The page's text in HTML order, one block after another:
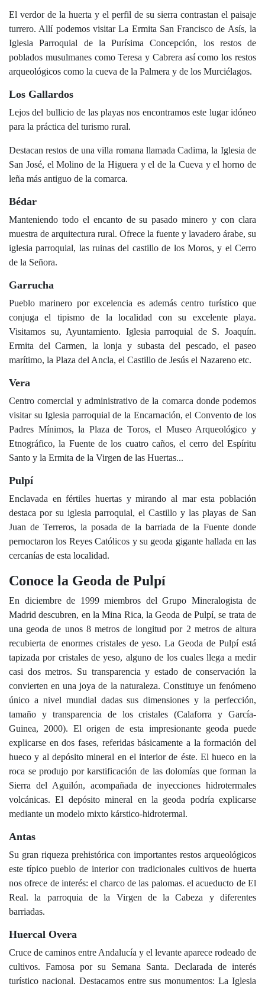
El verdor de la huerta y el perfil de su sierra contrastan el paisaje
turrero. Allí podemos visitar La Ermita San Francisco de Asís, la
Iglesia Parroquial de la Purísima Concepción, los restos de
poblados musulmanes como Teresa y Cabrera así como los restos
arqueológicos como la cueva de la Palmera y de los Murciélagos.
Los Gallardos
Lejos del bullicio de las playas nos encontramos este lugar idóneo
para la práctica del turismo rural.
Destacan restos de una villa romana llamada Cadima, la Iglesia de
San José, el Molino de la Higuera y el de la Cueva y el horno de
leña más antiguo de la comarca.
Bédar
Manteniendo todo el encanto de su pasado minero y con clara
muestra de arquitectura rural. Ofrece la fuente y lavadero árabe, su
iglesia parroquial, las ruinas del castillo de los Moros, y el Cerro
de la Señora.
Garrucha
Pueblo marinero por excelencia es además centro turístico que
conjuga el tipismo de la localidad con su excelente playa.
Visitamos su, Ayuntamiento. Iglesia parroquial de S. Joaquín.
Ermita del Carmen, la lonja y subasta del pescado, el paseo
marítimo, la Plaza del Ancla, el Castillo de Jesús el Nazareno etc.
Vera
Centro comercial y administrativo de la comarca donde podemos
visitar su Iglesia parroquial de la Encarnación, el Convento de los
Padres Mínimos, la Plaza de Toros, el Museo Arqueológico y
Etnográfico, la Fuente de los cuatro caños, el cerro del Espíritu
Santo y la Ermita de la Virgen de las Huertas...
Pulpí
Enclavada en fértiles huertas y mirando al mar esta población
destaca por su iglesia parroquial, el Castillo y las playas de San
Juan de Terreros, la posada de la barriada de la Fuente donde
pernoctaron los Reyes Católicos y su geoda gigante hallada en las
cercanías de esta localidad.
Conoce la Geoda de Pulpí
En diciembre de 1999 miembros del Grupo Mineralogista de
Madrid descubren, en la Mina Rica, la Geoda de Pulpí, se trata de
una geoda de unos 8 metros de longitud por 2 metros de altura
recubierta de enormes cristales de yeso. La Geoda de Pulpí está
tapizada por cristales de yeso, alguno de los cuales llega a medir
casi dos metros. Su transparencia y estado de conservación la
convierten en una joya de la naturaleza. Constituye un fenómeno
único a nivel mundial dadas sus dimensiones y la perfección,
tamaño y transparencia de los cristales (Calaforra y García-
Guinea, 2000). El origen de esta impresionante geoda puede
explicarse en dos fases, referidas básicamente a la formación del
hueco y al depósito mineral en el interior de éste. El hueco en la
roca se produjo por karstificación de las dolomías que forman la
Sierra del Aguilón, acompañada de inyecciones hidrotermales
volcánicas. El depósito mineral en la geoda podría explicarse
mediante un modelo mixto kárstico-hidrotermal.
Antas
Su gran riqueza prehistórica con importantes restos arqueológicos
este típico pueblo de interior con tradicionales cultivos de huerta
nos ofrece de interés: el charco de las palomas. el acueducto de El
Real. la parroquia de la Virgen de la Cabeza y diferentes
barriadas.
Huercal Overa
Cruce de caminos entre Andalucía y el levante aparece rodeado de
cultivos. Famosa por su Semana Santa. Declarada de interés
turístico nacional. Destacamos entre sus monumentos: La Iglesia